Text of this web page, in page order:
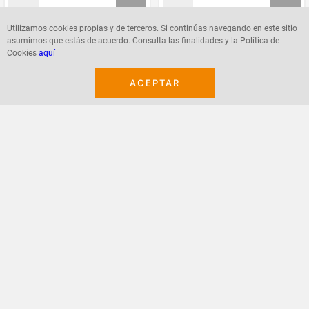
Utilizamos cookies propias y de terceros. Si continúas navegando en este sitio
asumimos que estás de acuerdo. Consulta las finalidades y la Política de
Cookies aquí
ACEPTAR